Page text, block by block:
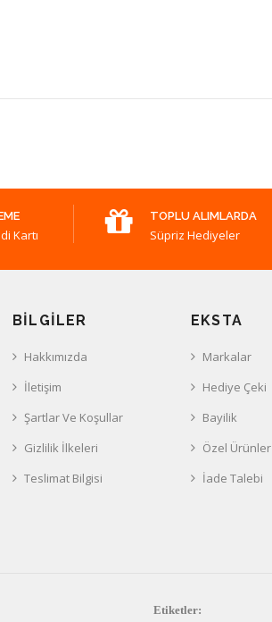
Kartı
TOPLU ALIMLARDA
Süpriz Hediyeler
BILGILER
Hakkımızda
İletişim
Şartlar Ve Koşullar
Gizlilik İlkeleri
Teslimat Bilgisi
EKSTA
Markalar
Hediye Çeki
Bayilik
Özel Ürünler
İade Talebi
Etiketler: